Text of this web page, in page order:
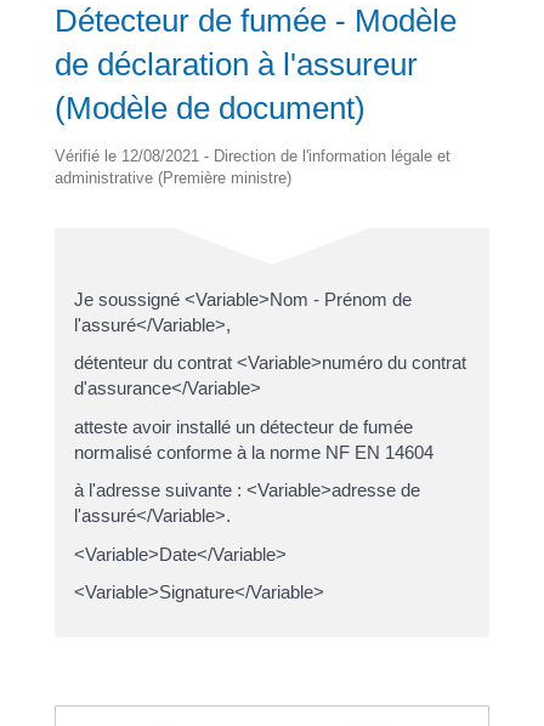
Détecteur de fumée - Modèle
de déclaration à l'assureur
(Modèle de document)
Vérifié le 12/08/2021 - Direction de l'information légale et
administrative (Première ministre)
Je soussigné <Variable>Nom - Prénom de
l'assuré</Variable>,
détenteur du contrat <Variable>numéro du contrat
d'assurance</Variable>
atteste avoir installé un détecteur de fumée
normalisé conforme à la norme NF EN 14604
à l'adresse suivante : <Variable>adresse de
l'assuré</Variable>.
<Variable>Date</Variable>
<Variable>Signature</Variable>